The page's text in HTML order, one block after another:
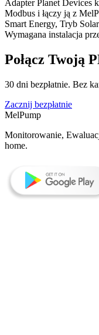
Adapter Planet Devices
Modbus i łączy ją z
Smart Energy, Tryb
Wymagana instalacja
Połącz Twoją
30 dni bezpłatnie. Bez
Zacznij bezpłatnie
MelPump
Monitorowanie,
home.